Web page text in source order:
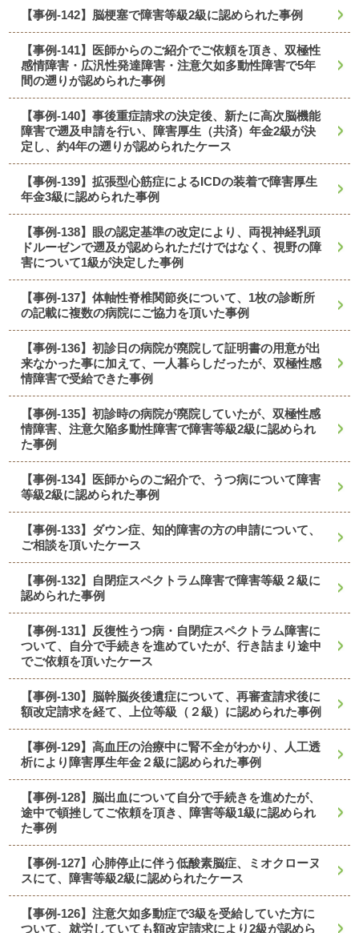
【事例-142】脳梗塞で障害等級2級に認められた事例
【事例-141】医師からのご紹介でご依頼を頂き、双極性
感情障害・広汎性発達障害・注意欠如多動性障害で5年
間の遡りが認められた事例
【事例-140】事後重症請求の決定後、新たに高次脳機能
障害で遡及申請を行い、障害厚生（共済）年金2級が決
定し、約4年の遡りが認められたケース
【事例-139】拡張型心筋症によるICDの装着で障害厚生
年金3級に認められた事例
【事例-138】眼の認定基準の改定により、両視神経乳頭
ドルーゼンで遡及が認められただけではなく、視野の障
害について1級が決定した事例
【事例-137】体軸性脊椎関節炎について、1枚の診断所
の記載に複数の病院にご協力を頂いた事例
【事例-136】初診日の病院が廃院して証明書の用意が出
来なかった事に加えて、一人暮らしだったが、双極性感
情障害で受給できた事例
【事例-135】初診時の病院が廃院していたが、双極性感
情障害、注意欠陥多動性障害で障害等級2級に認められ
た事例
【事例-134】医師からのご紹介で、うつ病について障害
等級2級に認められた事例
【事例-133】ダウン症、知的障害の方の申請について、
ご相談を頂いたケース
【事例-132】自閉症スペクトラム障害で障害等級２級に
認められた事例
【事例-131】反復性うつ病・自閉症スペクトラム障害に
ついて、自分で手続きを進めていたが、行き詰まり途中
でご依頼を頂いたケース
【事例-130】脳幹脳炎後遺症について、再審査請求後に
額改定請求を経て、上位等級（２級）に認められた事例
【事例-129】高血圧の治療中に腎不全がわかり、人工透
析により障害厚生年金２級に認められた事例
【事例-128】脳出血について自分で手続きを進めたが、
途中で頓挫してご依頼を頂き、障害等級1級に認められ
た事例
【事例-127】心肺停止に伴う低酸素脳症、ミオクローヌ
スにて、障害等級2級に認められたケース
【事例-126】注意欠如多動症で3級を受給していた方に
ついて、就労していても額改定請求により2級が認めら